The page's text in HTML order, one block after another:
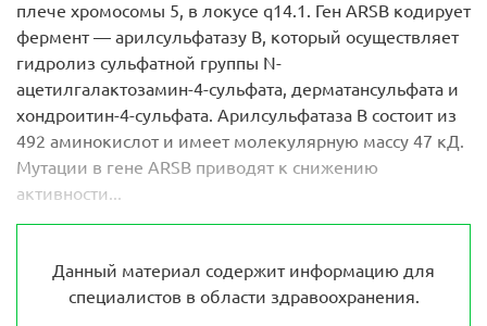
плече хромосомы 5, в локусе q14.1. Ген ARSB кодирует
фермент — арилсульфатазу В, который осуществляет
гидролиз сульфатной группы N-
ацетилгалактозамин-4-сульфата, дерматансульфата и
хондроитин-4-сульфата. Арилсульфатаза В состоит из
492 аминокислот и имеет молекулярную массу 47 кД.
Мутации в гене ARSB приводят к снижению
активности...
Данный материал содержит информацию для
специалистов в области здравоохранения.